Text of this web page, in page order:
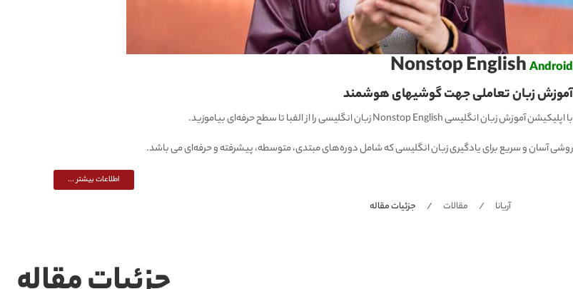
Nonstop EnglishAndroid
آموزش زبان تعاملی جهت گوشیهای هوشمند
با اپلیکیشن آموزش زبان انگلیسی Nonstop English زبان انگلیسی را از الفبا تا سطح حرفه‌ای بیاموزید.
روشی آسان و سریع برای یادگیری زبان انگلیسی که شامل دوره‌های مبتدی، متوسطه، پیشرفته و حرفه‌ای می باشد.
اطلاعات بیشتر ...
آریانا مقالات جزئیات مقاله